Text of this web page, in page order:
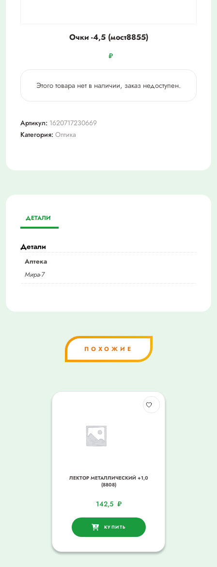
Очки -4,5 (мост8855)
₽
Этого товара нет в наличии, заказ недоступен.
Артикул: 1620717230669
Категория: Оптика
ДЕТАЛИ
Детали
Аптека
Мира-7
ПОХОЖИЕ
ЛЕКТОР МЕТАЛЛИЧЕСКИЙ +1,0
(8808)
142,5 ₽
КУПИТЬ